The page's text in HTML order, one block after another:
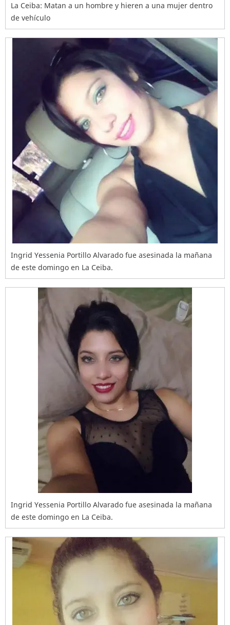
La Ceiba: Matan a un hombre y hieren a una mujer dentro
de vehículo
Ingrid Yessenia Portillo Alvarado fue asesinada la mañana
de este domingo en La Ceiba.
Ingrid Yessenia Portillo Alvarado fue asesinada la mañana
de este domingo en La Ceiba.